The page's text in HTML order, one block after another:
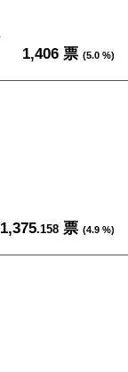
1,406 票 (5.0 %)
1,375.158 票 (4.9 %)